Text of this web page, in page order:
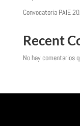
Convocatoria PAIE
Recent
No hay comentarios